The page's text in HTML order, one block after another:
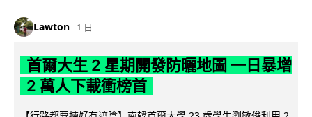
Lawton 1 日
首爾大生 2 星期開發防曬地圖 一日暴增
2 萬人下載衝榜首